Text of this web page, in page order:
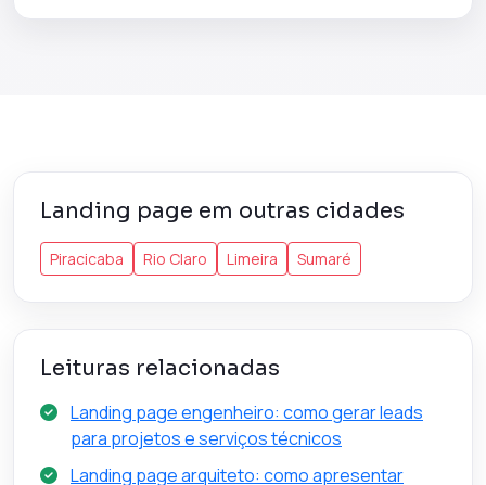
Landing page em outras cidades
Piracicaba Rio Claro Limeira Sumaré
Leituras relacionadas
Landing page engenheiro: como gerar leads
para projetos e serviços técnicos
Landing page arquiteto: como apresentar